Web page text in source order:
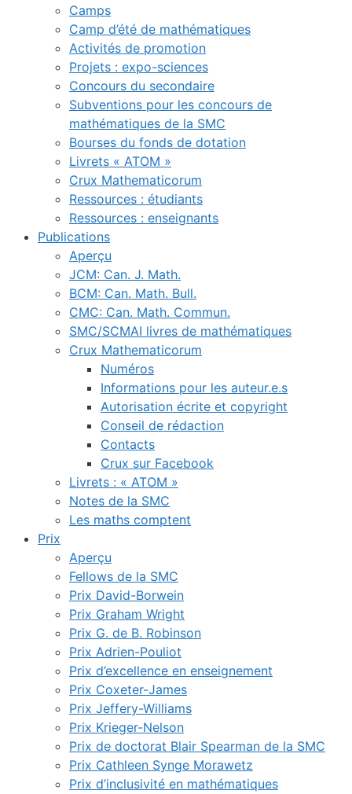
Camps
Camp d’été de mathématiques
Activités de promotion
Projets : expo-sciences
Concours du secondaire
Subventions pour les concours de
mathématiques de la SMC
Bourses du fonds de dotation
Livrets « ATOM »
Crux Mathematicorum
Ressources : étudiants
Ressources : enseignants
Publications
Aperçu
JCM: Can. J. Math.
BCM: Can. Math. Bull.
CMC: Can. Math. Commun.
SMC/SCMAI livres de mathématiques
Crux Mathematicorum
Numéros
Informations pour les auteur.e.s
Autorisation écrite et copyright
Conseil de rédaction
Contacts
Crux sur Facebook
Livrets : « ATOM »
Notes de la SMC
Les maths comptent
Prix
Aperçu
Fellows de la SMC
Prix David-Borwein
Prix Graham Wright
Prix G. de B. Robinson
Prix Adrien-Pouliot
Prix d’excellence en enseignement
Prix Coxeter-James
Prix Jeffery-Williams
Prix Krieger-Nelson
Prix de doctorat Blair Spearman de la SMC
Prix Cathleen Synge Morawetz
Prix d’inclusivité en mathématiques